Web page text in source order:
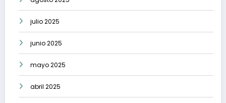
julio 2025
junio 2025
mayo 2025
abril 2025